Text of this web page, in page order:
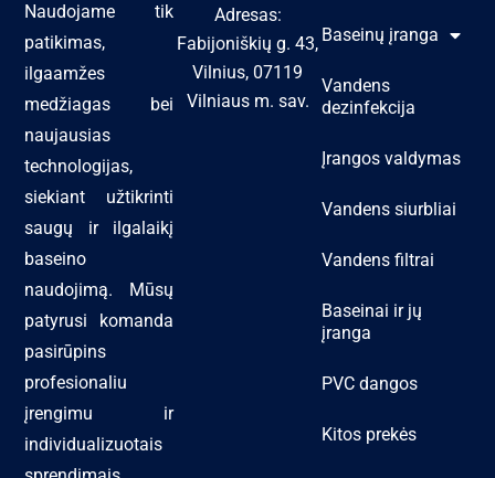
Naudojame tik
patikimas,
ilgaamžes
medžiagas bei
naujausias
technologijas,
siekiant užtikrinti
saugų ir ilgalaikį
baseino
naudojimą. Mūsų
patyrusi komanda
pasirūpins
profesionaliu
įrengimu ir
individualizuotais
Adresas:
Fabijoniškių g. 43,
Vilnius, 07119
Vilniaus m. sav.
Baseinų įranga
Vandens
dezinfekcija
Įrangos valdymas
Vandens siurbliai
Vandens filtrai
Baseinai ir jų
įranga
PVC dangos
Kitos prekės